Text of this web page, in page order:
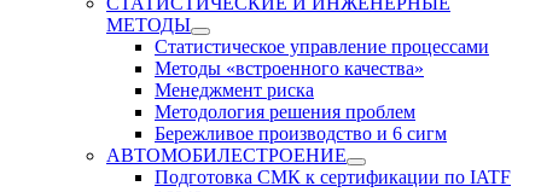
МЕТОДЫ
Статистическое управление процессами
Методы «встроенного качества»
Менеджмент риска
Методология решения проблем
Бережливое производство и 6 сигм
АВТОМОБИЛЕСТРОЕНИЕ
Подготовка СМК к сертификации по IATF